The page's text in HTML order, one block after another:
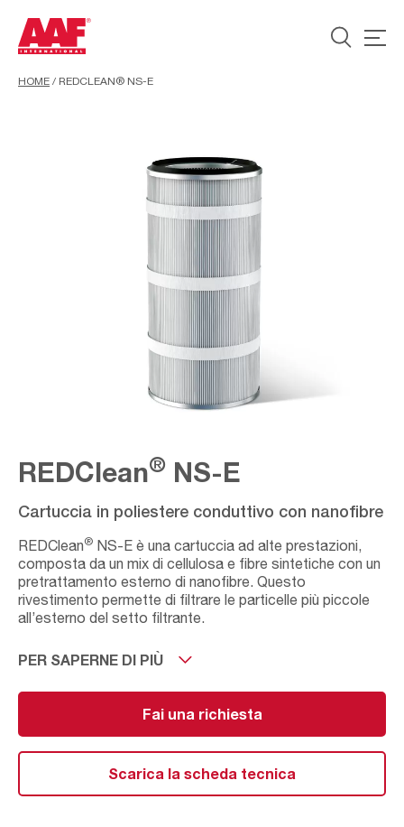
HOME / REDCLEAN® NS-E
REDClean® NS-E
Cartuccia in poliestere conduttivo con nanofibre
REDClean® NS-E è una cartuccia ad alte prestazioni,
composta da un mix di cellulosa e fibre sintetiche con un
pretrattamento esterno di nanofibre. Questo
rivestimento permette di filtrare le particelle più piccole
all’esterno del setto filtrante.
La combinazione di poliestere e nanofibre REDClean
fibrose o
La cartuccia REDClean®NS-E è il supporto più adatto
per la gamma di prodotti AAF International AIVY
PER SAPERNE DI PIÙ
Fai una richiesta
Scarica la scheda tecnica